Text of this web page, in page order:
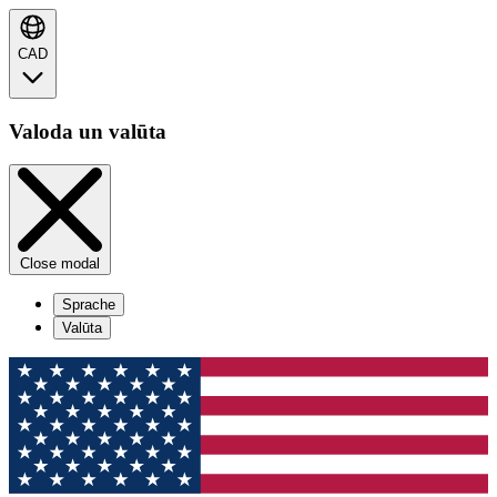
CAD
Valoda un valūta
Close modal
Sprache
Valūta